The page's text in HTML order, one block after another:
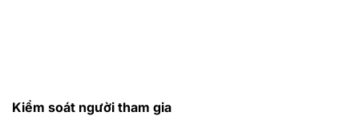
Kiểm soát người tham gia